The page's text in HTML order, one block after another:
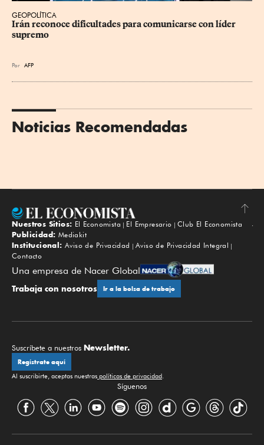
GEOPOLÍTICA
Irán reconoce dificultades para comunicarse con líder
supremo
Por AFP
Noticias Recomendadas
Subir
Nuestros Sitios: El Economista El Empresario
Club El Economista
Publicidad: Mediakit
Institucional: Aviso de Privacidad
Aviso de Privacidad Integral
Contacto
Una empresa de Nacer Global
Trabaja con nosotros Ir a la bolsa de trabajo
Suscríbete a nuestros Newsletter.
Regístrate aquí
Al suscribirte, aceptas nuestras políticas de privacidad.
Síguenos